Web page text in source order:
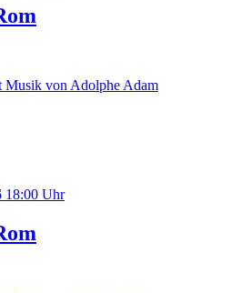
Musik von Adolphe Adam
18:00 Uhr